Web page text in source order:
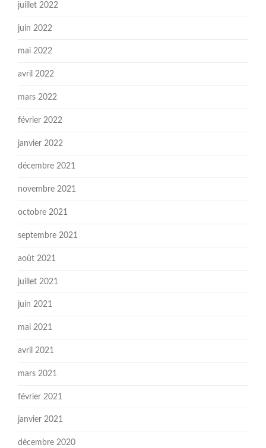
juillet 2022
juin 2022
mai 2022
avril 2022
mars 2022
février 2022
janvier 2022
décembre 2021
novembre 2021
octobre 2021
septembre 2021
août 2021
juillet 2021
juin 2021
mai 2021
avril 2021
mars 2021
février 2021
janvier 2021
décembre 2020